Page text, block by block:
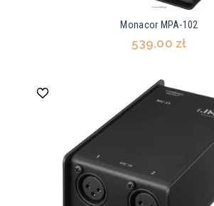
Monacor MPA-102
539,00 zł